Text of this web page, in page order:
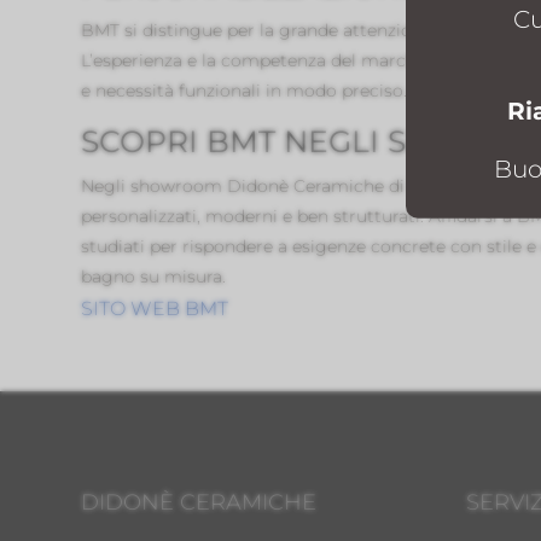
BMT si distingue per la grande attenzione alla
L’esperienza e la competenza del marchio sono
e necessità funzionali in modo preciso. Scegliere
SCOPRI BMT NEGLI
Negli showroom Didonè Ceramiche di
personalizzati, moderni e ben strutturati. Affidarsi a
studiati per rispondere a esigenze concrete con stile
bagno su misura.
SITO WEB BMT
DIDONÈ CERAMICHE